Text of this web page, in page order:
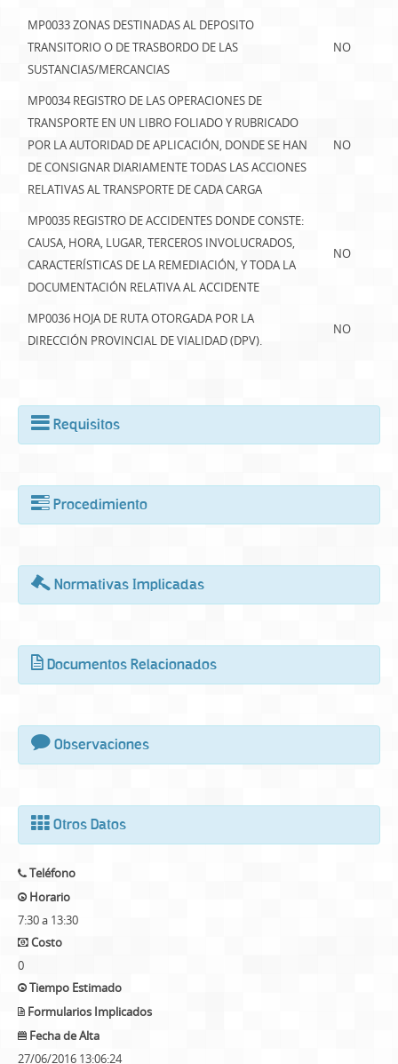
MP0033 ZONAS DESTINADAS AL DEPOSITO
TRANSITORIO O DE TRASBORDO DE LAS
SUSTANCIAS/MERCANCIAS
NO
MP0034 REGISTRO DE LAS OPERACIONES DE
TRANSPORTE EN UN LIBRO FOLIADO Y RUBRICADO
POR LA AUTORIDAD DE APLICACIÓN, DONDE SE HAN
DE CONSIGNAR DIARIAMENTE TODAS LAS ACCIONES
RELATIVAS AL TRANSPORTE DE CADA CARGA
NO
MP0035 REGISTRO DE ACCIDENTES DONDE CONSTE:
CAUSA, HORA, LUGAR, TERCEROS INVOLUCRADOS,
CARACTERÍSTICAS DE LA REMEDIACIÓN, Y TODA LA
DOCUMENTACIÓN RELATIVA AL ACCIDENTE
NO
MP0036 HOJA DE RUTA OTORGADA POR LA
DIRECCIÓN PROVINCIAL DE VIALIDAD (DPV).
NO
Requisitos
Procedimiento
Normativas Implicadas
Documentos Relacionados
Observaciones
Otros Datos
Teléfono
Horario
7:30 a 13:30
Costo
0
Tiempo Estimado
Formularios Implicados
Fecha de Alta
27/06/2016 13:06:24